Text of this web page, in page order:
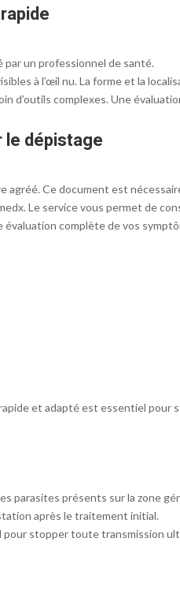
un professionnel de santé.
à l’œil nu. La forme et la
d’outils complexes. Une
le dépistage
Ce document est
Le service vous permet de
complète de vos
et adapté est essentiel pour
parasites présents sur la zone
après le traitement initial.
pour stopper toute transmission